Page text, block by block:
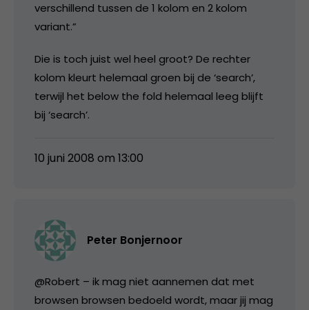
verschillend tussen de 1 kolom en 2 kolom
variant.”
Die is toch juist wel heel groot? De rechter
kolom kleurt helemaal groen bij de ‘search’,
terwijl het below the fold helemaal leeg blijft
bij ‘search’.
10 juni 2008 om 13:00
Peter Bonjernoor
@Robert – ik mag niet aannemen dat met
browsen browsen bedoeld wordt, maar jij mag